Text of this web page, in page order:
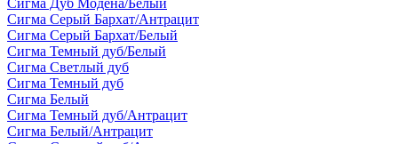
Сигма Дуб Модена/Белый
Сигма Серый Бархат/Антрацит
Сигма Серый Бархат/Белый
Сигма Темный дуб/Белый
Сигма Светлый дуб
Сигма Темный дуб
Сигма Белый
Сигма Темный дуб/Антрацит
Сигма Белый/Антрацит